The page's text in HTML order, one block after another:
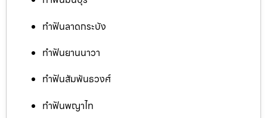
ทำฟันลาดกระบัง
ทำฟันยานนาวา
ทำฟันสัมพันธวงศ์
ทำฟันพญาไท